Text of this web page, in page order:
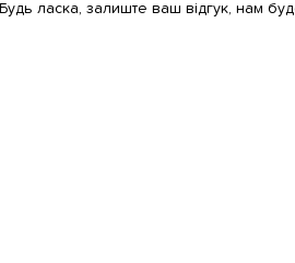
Будь ласка, залиште ваш відгук, нам